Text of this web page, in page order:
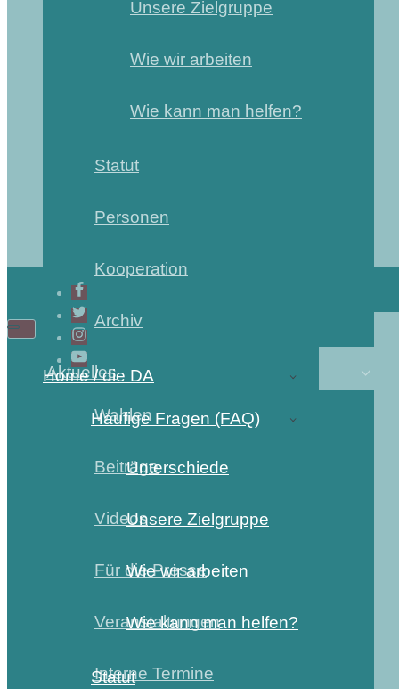
Unsere Zielgruppe
Wie wir arbeiten
Wie kann man helfen?
Statut
Personen
Kooperation
Archiv
Aktuelles
Wahlen
Beiträge
Videos
Für die Presse
Veranstaltungen
Interne Termine
Home / die DA
Häufige Fragen (FAQ)
Unterschiede
Unsere Zielgruppe
Wie wir arbeiten
Wie kann man helfen?
Statut